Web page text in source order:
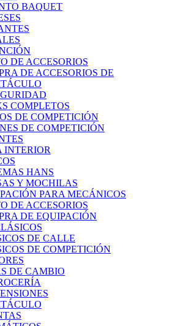
BAQUET
DE ACCESORIOS
DE ACCESORIOS DE
COMPLETOS
DE COMPETICIÓN
DE COMPETICIÓN
INTERIOR
HANS
Y MOCHILAS
PARA MECÁNICOS
DE ACCESORIOS
DE EQUIPACIÓN
DE CALLE
DE COMPETICIÓN
DE CAMBIO